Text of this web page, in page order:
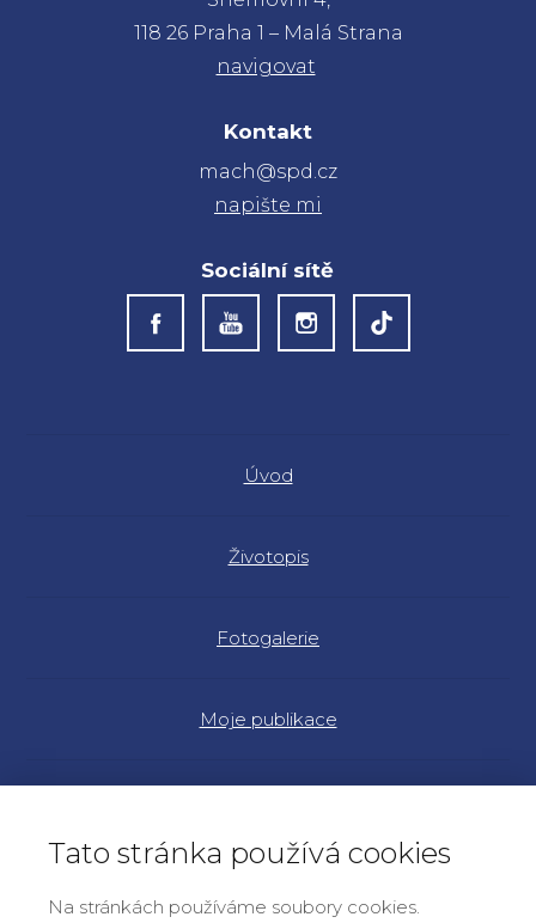
118 26 Praha 1 – Malá Strana
navigovat
Kontakt
mach@spd.cz
napište mi
Sociální sítě
Úvod
Životopis
Fotogalerie
Moje publikace
Tato stránka používá cookies
Na stránkách používáme soubory cookies.